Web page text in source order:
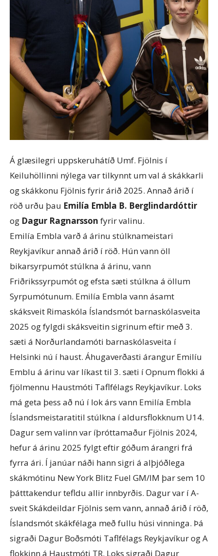
Á glæsilegri uppskeruhátíð Umf. Fjölnis í
Keiluhöllinni nýlega var tilkynnt um val á skákkarli
og skákkonu Fjölnis fyrir árið 2025. Annað árið í
röð urðu þau Emilía Embla B. Berglindardóttir
og Dagur Ragnarsson fyrir valinu.
Emilía Embla varð á árinu stúlknameistari
Reykjavíkur annað árið í röð. Hún vann öll
bikarsyrpumót stúlkna á árinu, vann
Friðrikssyrpumót og efsta sæti stúlkna á öllum
Syrpumótunum. Emilía Embla vann ásamt
skáksveit Rimaskóla Íslandsmót barnaskólasveita
2025 og fylgdi skáksveitin sigrinum eftir með 3.
sæti á Norðurlandamóti barnaskólasveita í
Helsinki nú í haust. Áhugaverðasti árangur Emilíu
Emblu á árinu var líkast til 3. sæti í Opnum flokki á
fjölmennu Haustmóti Taflfélags Reykjavíkur. Loks
má geta þess að nú í lok árs vann Emilía Embla
Íslandsmeistaratitil stúlkna í aldursflokknum U14.
Dagur sem valinn var íþróttamaður Fjölnis 2024,
hefur á árinu 2025 fylgt eftir góðum árangri frá
fyrra ári. Í janúar náði hann sigri á alþjóðlega
skákmótinu New York Blitz Fuel GM/IM þar sem 10
þátttakendur tefldu allir innbyrðis. Dagur var í A-
sveit Skákdeildar Fjölnis sem vann, annað árið í röð,
Íslandsmót skákfélaga með fullu húsi vinninga. Þá
sigraði Dagur Boðsmóti Taflfélags Reykjavíkur og A
flokkinn á Haustmóti TR. Loks sigraði Dagur